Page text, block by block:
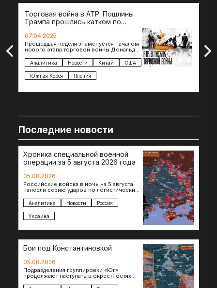
Торговая война в АТР: Пошлины
Трампа прошлись катком по
07.04.2025
Прошедшая неделя знаменуется началом
нового этапа торговой войны Дональда
импорта из более 100 стран…
Аналитика Новости Китай США
Южная Корея Япония
The
Последние новости
Хроника специальной военной
операции за 5 августа 2026 года
05.08.2026
Российские войска в ночь на 5 августа
нанесли серию ударов по логистическим
Днепропетровской областях. Под…
Аналитика Новости Россия
Украина
Бои под Константиновкой
05.08.2026
Подразделения группировки «Юг»
продолжают наступать в окрестностях